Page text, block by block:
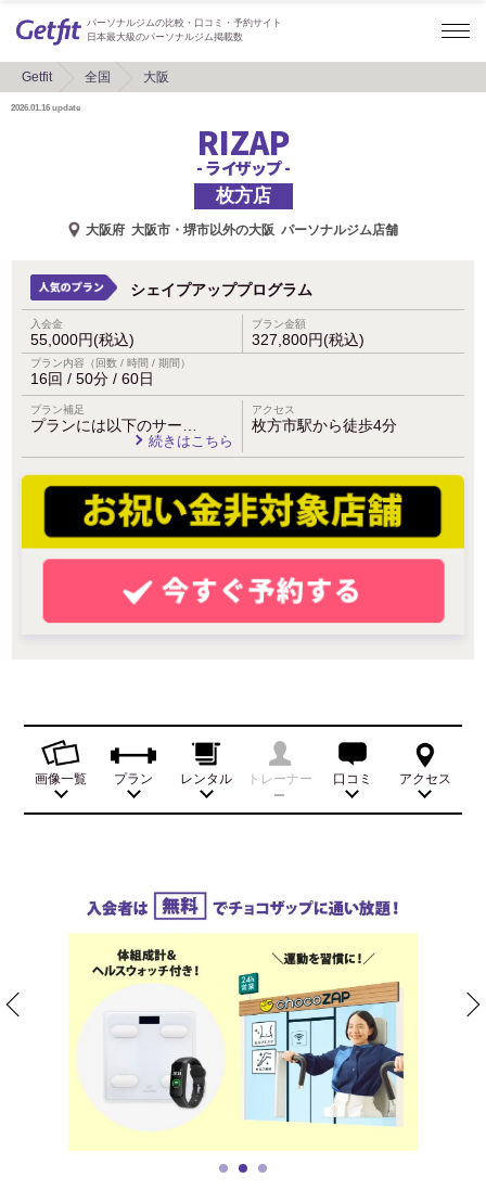
パーソナルジムの比較・口コミ・予約サイト
日本最大級のパーソナルジム掲載数
Getfit 全国 大阪
2026.01.16 update
RIZAP
- ライザップ -
枚方店
大阪府 大阪市・堺市以外の大阪 パーソナルジム店舗
シェイプアッププログラム
入会金
55,000円(税込)
プラン金額
327,800円(税込)
プラン内容（回数 / 時間 / 期間）
16回 / 50分 / 60日
プラン補足
プランには以下のサー…
続きはこちら
アクセス
枚方市駅から徒歩4分
画像一覧 プラン レンタル トレーナー 口コミ アクセス